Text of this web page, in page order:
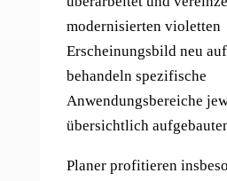
modernisierten violetten
Erscheinungsbild neu
behandeln spezifische
Anwendungsbereiche
übersichtlich
Planer profitieren